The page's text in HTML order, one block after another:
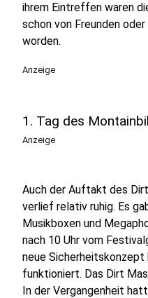
ihrem Eintreffen waren
schon von Freunden
worden.
Anzeige
1. Tag des
Anzeige
Auch der Auftakt des
verlief relativ ruhig. Es
Musikboxen und
nach 10 Uhr vom
neue
funktioniert. Das Dirt
In der Vergangenheit